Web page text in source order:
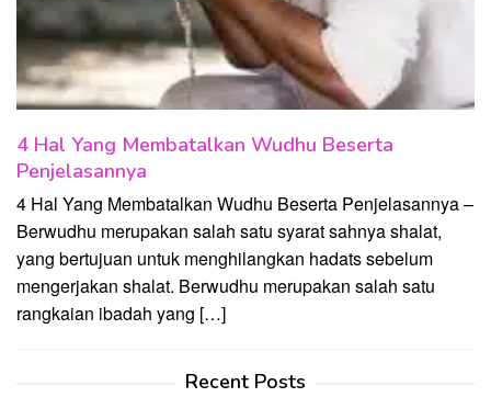
4 Hal Yang Membatalkan Wudhu Beserta
Penjelasannya
4 Hal Yang Membatalkan Wudhu Beserta Penjelasannya –
Berwudhu merupakan salah satu syarat sahnya shalat,
yang bertujuan untuk menghilangkan hadats sebelum
mengerjakan shalat. Berwudhu merupakan salah satu
rangkaian ibadah yang […]
Recent Posts